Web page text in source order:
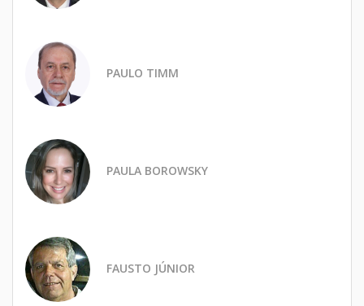
PAULO TIMM
PAULA BOROWSKY
FAUSTO JÚNIOR